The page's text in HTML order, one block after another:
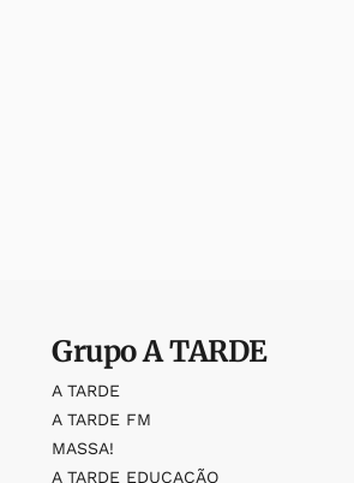
GrupoA TARDE
A TARDE
A TARDE FM
MASSA!
A TARDE EDUCAÇÃO